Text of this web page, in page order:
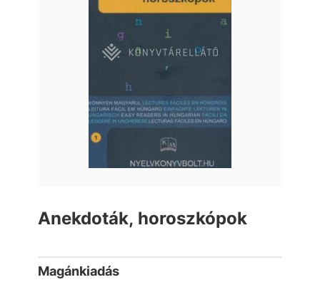
Anekdoták, horoszkópok
Magánkiadás